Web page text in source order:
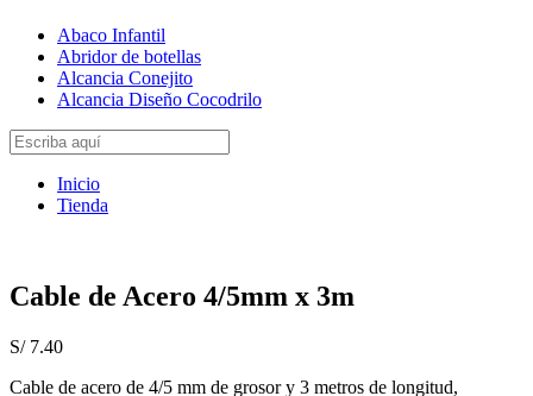
Abaco Infantil
Abridor de botellas
Alcancia Conejito
Alcancia Diseño Cocodrilo
Inicio
Tienda
Cable de Acero 4/5mm x 3m
S/7.40
Cable de acero de 4/5 mm de grosor y 3 metros de longitud,